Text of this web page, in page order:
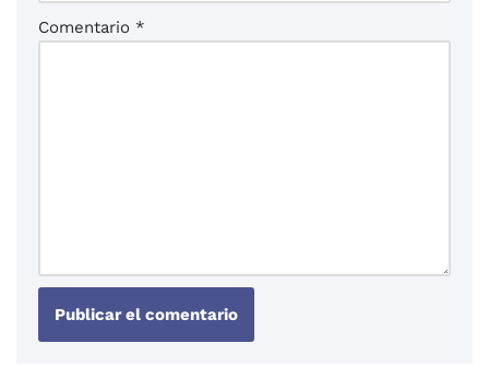
Comentario *